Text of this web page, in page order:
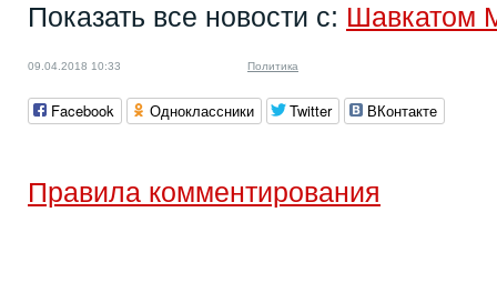
Показать все новости с: Шавкатом
09.04.2018 10:33 Политика
Facebook Одноклассники Twitter ВКонтакте
Правила комментирования